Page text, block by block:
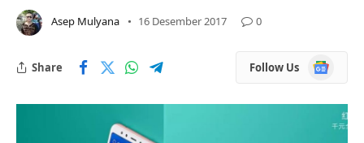
Asep Mulyana 16 Desember 2017 0
Share Follow Us
Google
News